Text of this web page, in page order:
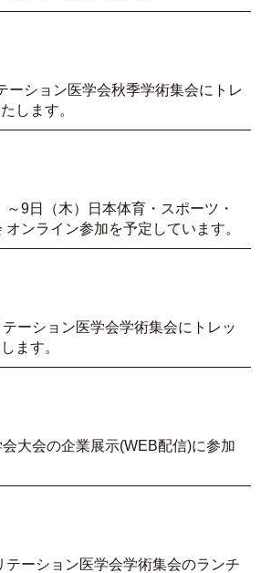
ーション医学会秋季学術集会にトレ
します。
9日（木）日本体育・スポーツ・
ンライン参加を予定しています。
ーション医学会学術集会にトレッ
ます。
大会の企業展示(WEB配信)に参加
テーション医学会学術集会のランチ